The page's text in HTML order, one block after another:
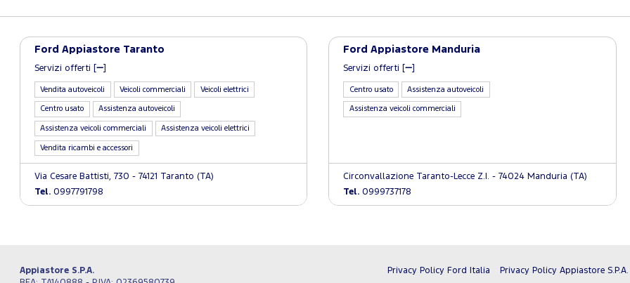
Ford Appiastore Taranto
Servizi offerti [
Vendita autoveicoli Veicoli commerciali Veicoli elettrici
Centro usato Assistenza autoveicoli
Assistenza veicoli commerciali Assistenza veicoli elettrici
Vendita ricambi e accessori
Via Cesare Battisti, 730 - 74121 Taranto (TA)
Tel. 0997791798
Ford Appiastore Manduria
Servizi offerti [
Centro usato Assistenza autoveicoli
Assistenza veicoli commerciali
Circonvallazione Taranto-Lecce Z.I. - 74024 Manduria (TA)
Tel. 0999737178
Appiastore S.P.A.
Privacy Policy Ford Italia Privacy Policy Appiastore S.P.A.